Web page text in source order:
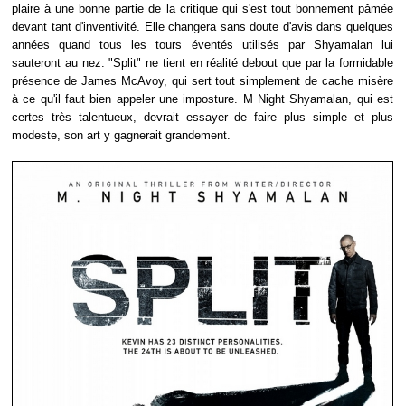
plaire à une bonne partie de la critique qui s'est tout bonnement pâmée
devant tant d'inventivité. Elle changera sans doute d'avis dans quelques
années quand tous les tours éventés utilisés par Shyamalan lui
sauteront au nez. "Split" ne tient en réalité debout que par la formidable
présence de James McAvoy, qui sert tout simplement de cache misère
à ce qu'il faut bien appeler une imposture. M Night Shyamalan, qui est
certes très talentueux, devrait essayer de faire plus simple et plus
modeste, son art y gagnerait grandement.